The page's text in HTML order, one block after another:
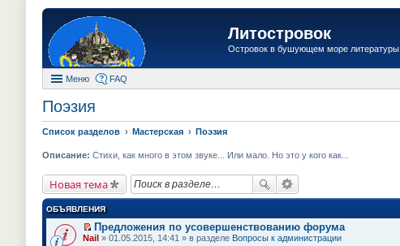
Литостровок
Островок в бушующем море литературы
Меню FAQ
Поэзия
Список разделов Мастерская Поэзия
Описание: Стихи, как много в этом звуке... Или мало. Но это у кого как...
Новая тема
ОБЪЯВЛЕНИЯ
П
Предложения по усовершенствованию форума
Nail » 01.05.2015, 14:41 » в разделе Вопросы к администрации